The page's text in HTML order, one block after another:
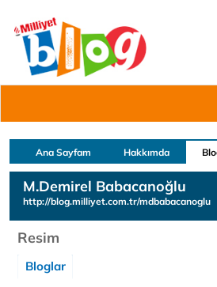
Ana Sayfam Hakkımda
M.Demirel Babacanoğlu
http://blog.milliyet.com.tr/mdbabacanoglu
Resim
Bloglar